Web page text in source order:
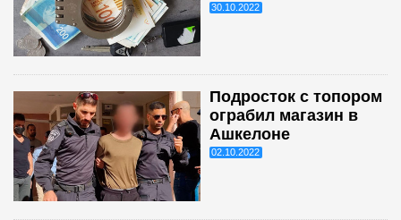
30.10.2022
Подросток с топором
ограбил магазин в
Ашкелоне
02.10.2022